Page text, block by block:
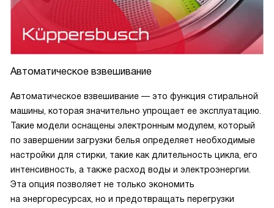
Автоматическое взвешивание
Автоматическое взвешивание — это функция стиральной
машины, которая значительно упрощает ее эксплуатацию.
Такие модели оснащены электронным модулем, который
по завершении загрузки белья определяет необходимые
настройки для стирки, такие как длительность цикла, его
интенсивность, а также расход воды и электроэнергии.
Эта опция позволяет не только экономить
на энергоресурсах, но и предотвращать перегрузки